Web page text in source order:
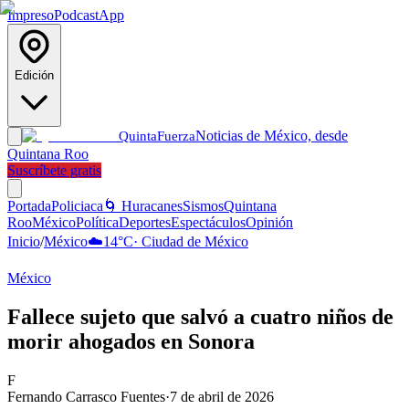
ImpresoPodcastApp
Edición
QuintaFuerzaNoticias de México, desde
Quintana Roo
Suscríbete gratis
PortadaPoliciaca 🌀 HuracanesSismosQuintana
RooMéxicoPolíticaDeportesEspectáculosOpinión
Inicio/México☁️14°C· Ciudad de México
México
Fallece sujeto que salvó a cuatro niños de
morir ahogados en Sonora
F
Fernando Carrasco Fuentes·7 de abril de 2026